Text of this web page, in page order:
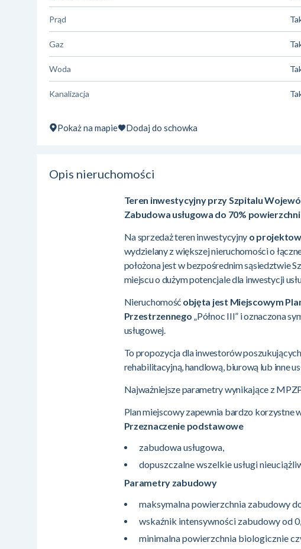
Prąd
Gaz
Woda
Kanalizacja
Pokaż na mapie Dodaj do schowka
Opis nieruchomości
Teren inwestycyjny przy Szpitalu
Zabudowa usługowa do 70% powierzchni
Na sprzedaż teren inwestycyjny o
wydzielany z większej nieruchomości o
położona jest w bezpośrednim sąsiedztwie
miejscu o dużym potencjale dla inwestycji
Nieruchomość objęta jest Miejscowym
Przestrzennego „Północ III” i oznaczona
usługowej.
To propozycja dla inwestorów
rehabilitacyjną, handlową, biurową lub inne
Najważniejsze parametry wynikające z
Plan miejscowy zapewnia bardzo korzystne
Przeznaczenie podstawowe
zabudowa usługowa,
dopuszczalne wszelkie usługi
Parametry zabudowy
maksymalna powierzchnia zabudowy
wskaźnik intensywności zabudowy od
minimalna powierzchnia biologicznie